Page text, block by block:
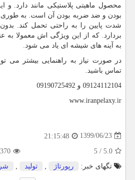
محصول ماهیتی پلاستیکی مانند دارد. و
بودن و ضد ضربه بودن آن است. به طوری
شدت پایین را به راحتی تحمل کند.
بردارد. که از این ویژگی اش معمولا به
به آینه های شیشه ای یاد می شود.
در صورت نیاز به راهنمایی بیشتر می
تماس باشید.
09124112104 و 09190725492
www.iranpelaxy.ir
1399/06/23
21:15:48
5.0
/
5
تگهای خبر:
رپورتاژ تولید